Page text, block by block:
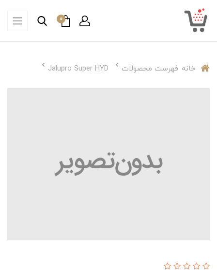
0
خانه فهرست محصولات Jalupro Super HYD